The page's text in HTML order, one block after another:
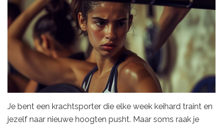
Je bent een krachtsporter die elke week keihard traint en
jezelf naar nieuwe hoogten pusht. Maar soms raak je